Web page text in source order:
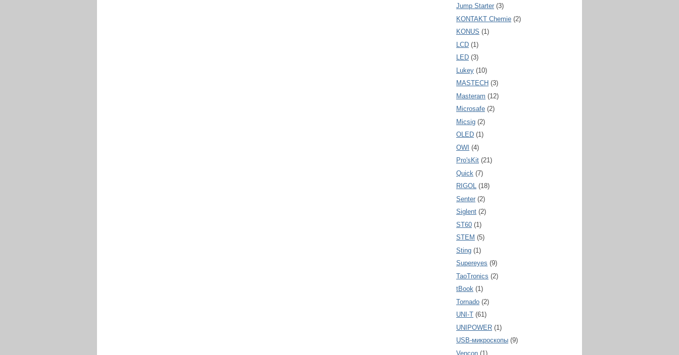
Jump Starter (3)
KONTAKT Chemie (2)
KONUS (1)
LCD (1)
LED (3)
Lukey (10)
MASTECH (3)
Masteram (12)
Microsafe (2)
Micsig (2)
OLED (1)
OWI (4)
Pro'sKit (21)
Quick (7)
RIGOL (18)
Senter (2)
Siglent (2)
ST60 (1)
STEM (5)
Sting (1)
Supereyes (9)
TaoTronics (2)
tBook (1)
Tornado (2)
UNI-T (61)
UNIPOWER (1)
USB-микроскопы (9)
Vencon (1)